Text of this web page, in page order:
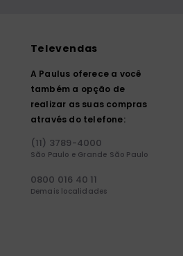
Televendas
A Paulus oferece a você
também a opção de
realizar as suas compras
através do telefone:
(11) 3789-4000
São Paulo e Grande São Paulo
0800 016 40 11
Demais localidades